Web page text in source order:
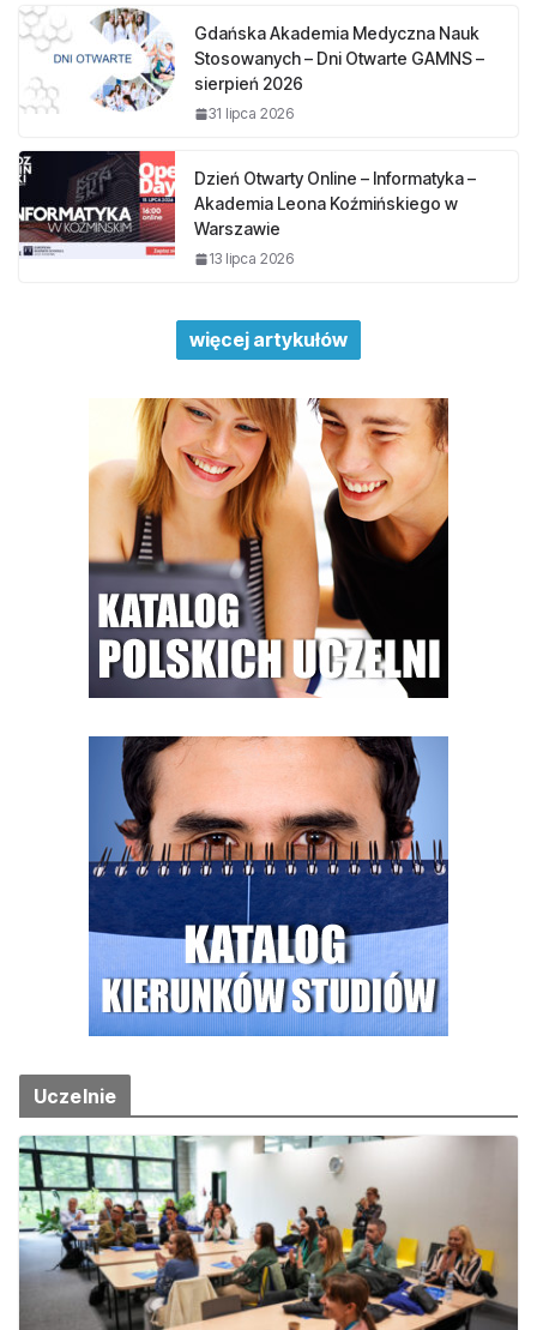
Gdańska Akademia Medyczna Nauk
Stosowanych – Dni Otwarte GAMNS –
sierpień 2026
31 lipca 2026
Dzień Otwarty Online – Informatyka –
Akademia Leona Koźmińskiego w
Warszawie
13 lipca 2026
więcej artykułów
Uczelnie